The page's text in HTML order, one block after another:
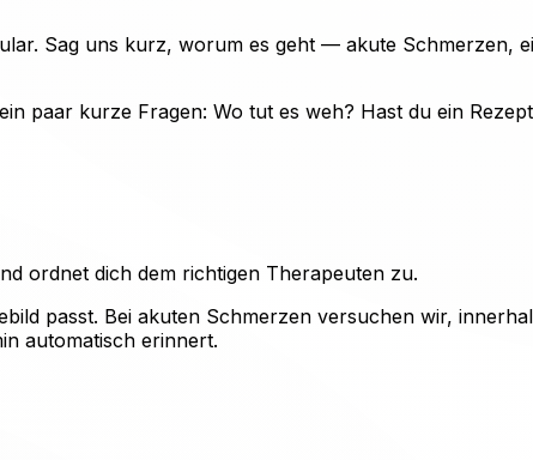
Sag uns kurz, worum es geht — akute Schmerzen,
paar kurze Fragen: Wo tut es weh? Hast du ein
ordnet dich dem richtigen Therapeuten zu.
passt. Bei akuten Schmerzen versuchen wir,
automatisch erinnert.